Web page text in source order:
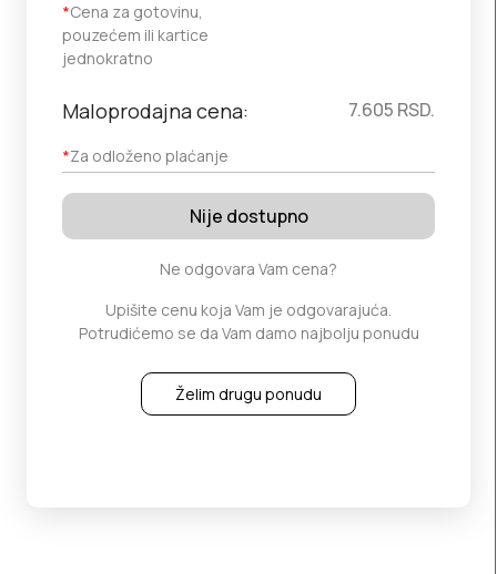
*Cena za gotovinu,
pouzećem ili kartice
jednokratno
Maloprodajna cena:
*Za odloženo plaćanje
7.605 RSD.
Nije dostupno
Ne odgovara Vam cena?
Upišite cenu koja Vam je odgovarajuća.
Potrudićemo se da Vam damo najbolju ponudu
Želim drugu ponudu